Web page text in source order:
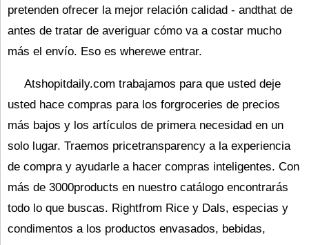
pretenden ofrecer la mejor relación calidad - andthat de
antes de tratar de averiguar cómo va a costar mucho
más el envío. Eso es wherewe entrar.
Atshopitdaily.com trabajamos para que usted deje
usted hace compras para los forgroceries de precios
más bajos y los artículos de primera necesidad en un
solo lugar. Traemos pricetransparency a la experiencia
de compra y ayudarle a hacer compras inteligentes. Con
más de 3000products en nuestro catálogo encontrarás
todo lo que buscas. Rightfrom Rice y Dals, especias y
condimentos a los productos envasados, bebidas,